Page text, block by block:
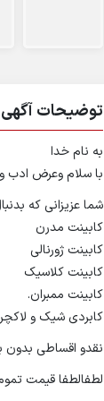
توضیحات آگهی
به نام خدا
با سلام وعرض ادب
شما عزیزانی که
کابینت مدرن
کابینت ژورنالی
کابینت کلاسیک
کابینت ممبران.
کابردی شیک و
نقدو اقساطی بدون
لطفالطفا قیمت